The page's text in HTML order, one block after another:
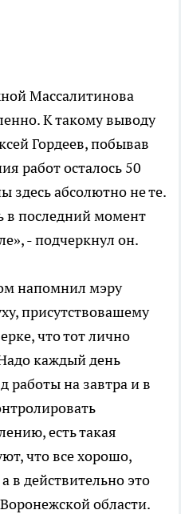
Массалитинова
К такому выводу
Гордеев, побывав
работ осталось 50
здесь абсолютно не те.
в последний момент
- подчеркнул он.
напомнил мэру
присутствовашему
что тот лично
каждый день
работы на завтра и в
есть такая
что все хорошо,
в действительно это
области.